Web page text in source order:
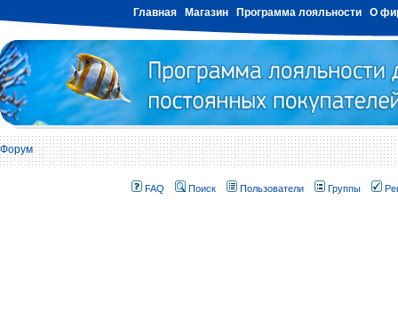
Главная Магазин Программа лояльности О
Форум
FAQ Поиск Пользователи Группы